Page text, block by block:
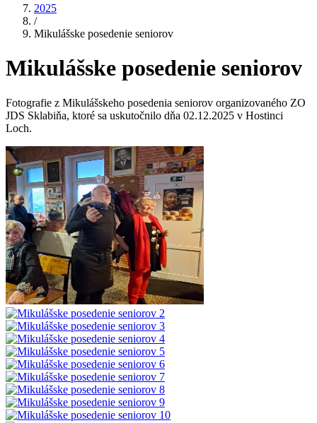
2025
/
Mikulášske posedenie seniorov
Mikulášske posedenie seniorov
Fotografie z Mikulášskeho posedenia seniorov organizovaného ZO
JDS Sklabiňa, ktoré sa uskutočnilo dňa 02.12.2025 v Hostinci
Loch.